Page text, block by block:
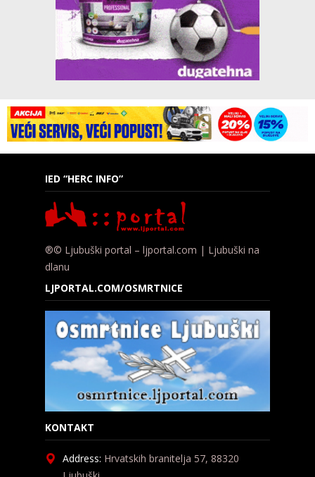
IED “HERC INFO”
®© Ljubuški portal – ljportal.com | Ljubuški na
dlanu
LJPORTAL.COM/OSMRTNICE
KONTAKT
Address: Hrvatskih branitelja 57, 88320